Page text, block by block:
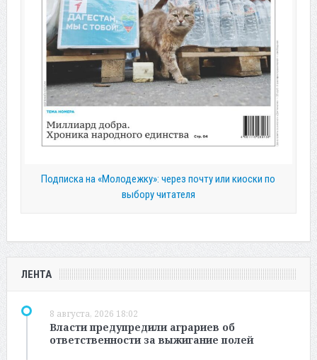
Подписка на «Молодежку»: через почту или киоски по
выбору читателя
ЛЕНТА
8 августа, 2026 18:02
Власти предупредили аграриев об
ответственности за выжигание полей